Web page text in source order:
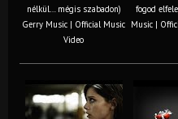
nélkül… mégis szabadon)
Gerry Music | Official Music
Video
fogod
Music |